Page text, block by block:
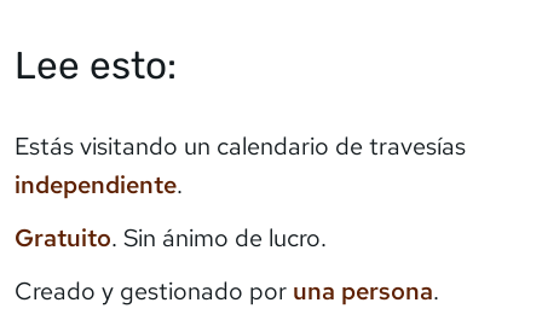
Lee esto:
Estás visitando un calendario de travesías
independiente.
Gratuito. Sin ánimo de lucro.
Creado y gestionado por una persona.